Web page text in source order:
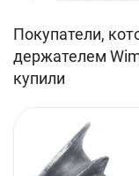
Покупатели,
держателем
купили